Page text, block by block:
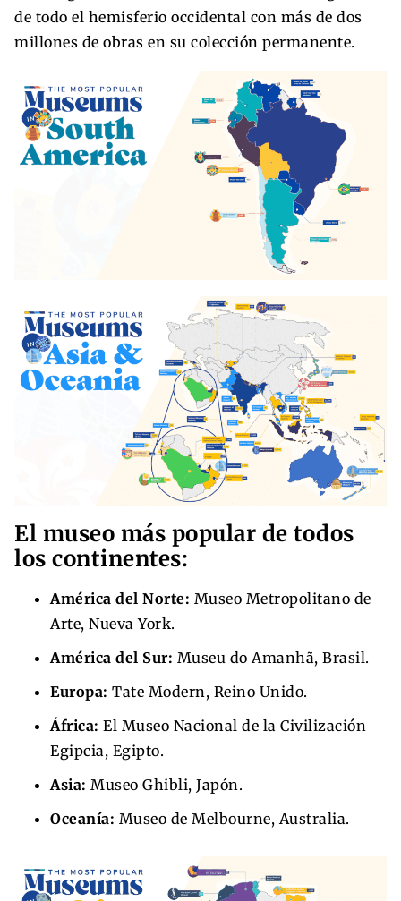
de todo el hemisferio occidental con más de dos
millones de obras en su colección permanente.
El museo más popular de todos
los continentes:
América del Norte: Museo Metropolitano de
Arte, Nueva York.
América del Sur: Museu do Amanhã, Brasil.
Europa: Tate Modern, Reino Unido.
África: El Museo Nacional de la Civilización
Egipcia, Egipto.
Asia: Museo Ghibli, Japón.
Oceanía: Museo de Melbourne, Australia.